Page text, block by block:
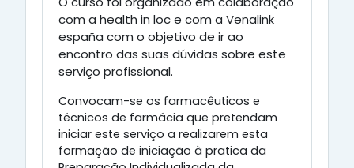
com a health in loc e com a Venalink
españa com o objetivo de ir ao
encontro das suas dúvidas sobre este
serviço profissional.
Convocam-se os farmacêuticos e
técnicos de farmácia que pretendam
iniciar este serviço a realizarem esta
formação de iniciação à pratica da